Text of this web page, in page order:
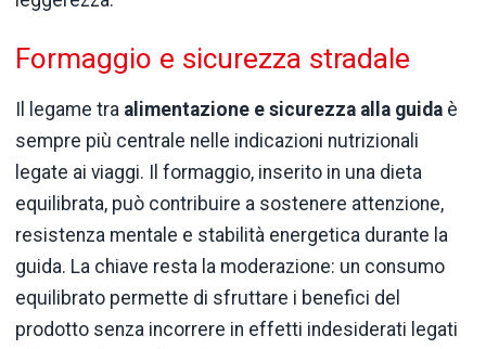
Formaggio e sicurezza stradale
Il legame tra alimentazione e sicurezza alla guida è
sempre più centrale nelle indicazioni nutrizionali
legate ai viaggi. Il formaggio, inserito in una dieta
equilibrata, può contribuire a sostenere attenzione,
resistenza mentale e stabilità energetica durante la
guida. La chiave resta la moderazione: un consumo
equilibrato permette di sfruttare i benefici del
prodotto senza incorrere in effetti indesiderati legati